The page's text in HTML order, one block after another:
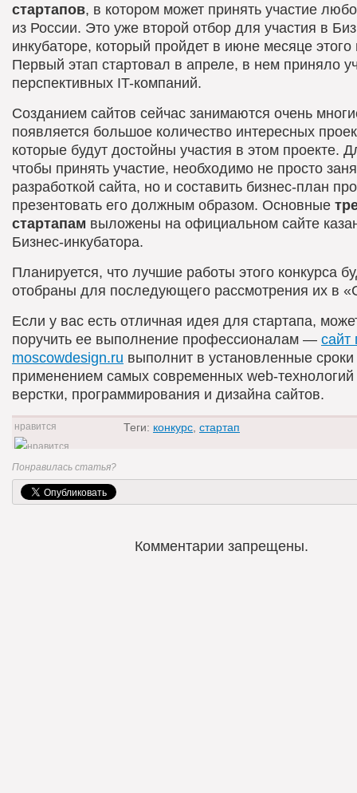
стартапов, в котором может принять участие
из России. Это уже второй отбор для участия в
инкубаторе, который пройдет в июне месяце этого
Первый этап стартовал в апреле, в нем приняло
перспективных IT-компаний.
Созданием сайтов сейчас занимаются очень
появляется большое количество интересных
которые будут достойны участия в этом проекте.
чтобы принять участие, необходимо не просто
разработкой сайта, но и составить бизнес-план
презентовать его должным образом. Основные
стартапам выложены на официальном сайте
Бизнес-инкубатора.
Планируется, что лучшие работы этого конкурса
отобраны для последующего рассмотрения их в
Если у вас есть отличная идея для стартапа,
поручить ее выполнение профессионалам — сайт
moscowdesign.ru выполнит в установленные сроки
применением самых современных web-технологий
верстки, программирования и дизайна сайтов.
0
Теги: конкурс стартап
Понравилась статья?
Комментарии запрещены.